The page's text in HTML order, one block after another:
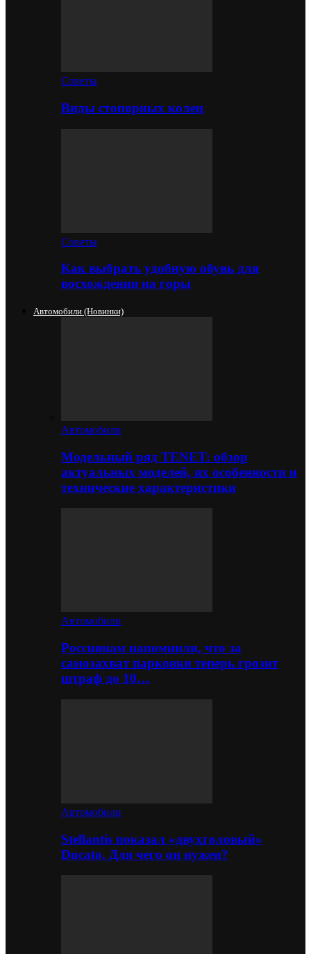
Советы
Виды стопорных колец
Советы
Как выбрать удобную обувь для
восхождения на горы
Автомобили (новинки)
Автомобили
Модельный ряд TENET: обзор
актуальных моделей, их особенности и
технические характеристики
Автомобили
Россиянам напомнили, что за
самозахват парковки теперь грозит
штраф до 10…
Автомобили
Stellantis показал «двухголовый»
Ducato. Для чего он нужен?